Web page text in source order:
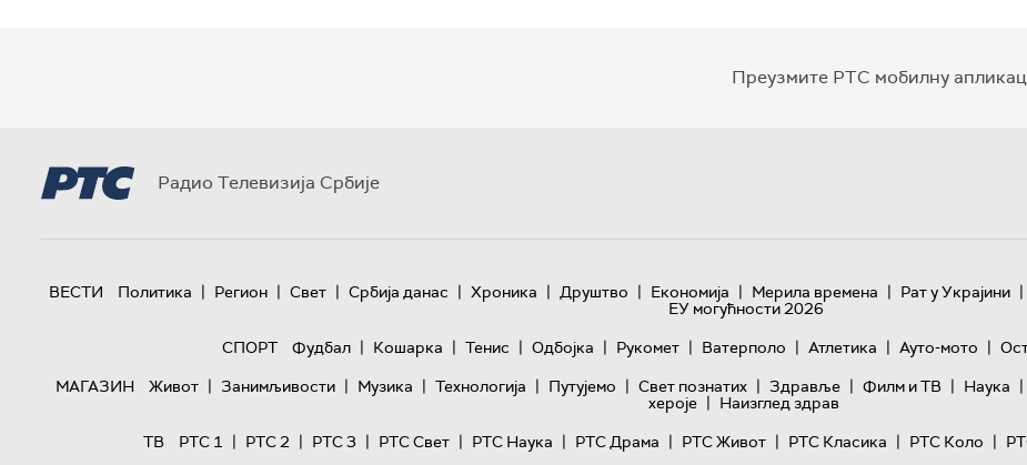
Преузмите РТС мобилну
Радио Телевизија Србије
ВЕСТИ Политика | Регион | Свет | Србија данас | Хроника | Друштво | Економија | Мерила времена | Рат у Украјини |
ЕУ могућности 2026
СПОРТ
Фудбал | Кошарка | Тенис | Одбојка | Рукомет | Ватерполо | Атлетика | Ауто-мото |
МАГАЗИН
Живот | Занимљивости | Музика | Технологијa | Путујемо | Свет познатих | Здравље | Филм и ТВ | Наука |
хероје | Наизглед здрав
ТВ
РТС 1 | РТС 2 | РТС 3 | РТС Свет | РТС Наука | РТС Драма | РТС Живот | РТС Класика | РТС Коло |